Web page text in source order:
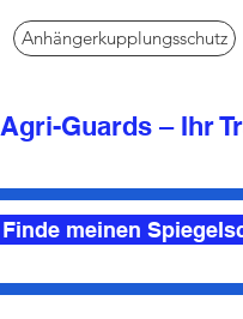
Anhängerkupplungsschutz
Agri-Guards – Ihr
Finde meinen